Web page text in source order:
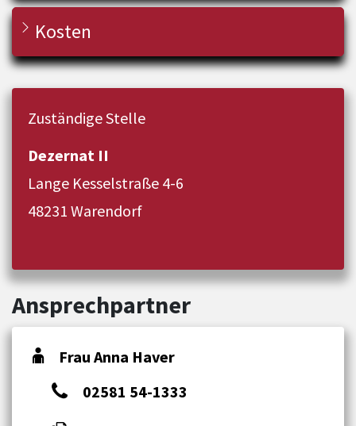
Kosten
Zuständige Stelle
Dezernat II
Lange Kesselstraße 4-6
48231 Warendorf
Ansprechpartner
Frau Anna Haver
02581 54-1333